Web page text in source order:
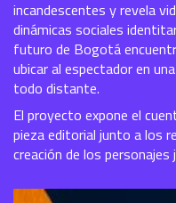
incandescentes y revela
dinámicas sociales
futuro de Bogotá
ubicar al espectador en
todo distante.
El proyecto expone el
pieza editorial junto a los
creación de los